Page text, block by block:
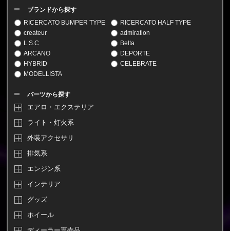
ブランドから探す
RICERCATO BUMPER TYPE
RICERCATO HALF TYPE
createur
admiration
L.S.C
Belta
ARCANO
DEPORTE
HYBRID
CELEBRATE
MODELLISTA
パーツから探す
エアロ・エクステリア
ライト・灯火系
外装アクセサリ
排気系
エンジン系
インテリア
グッズ
ホイール